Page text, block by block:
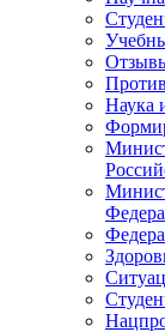
Наука